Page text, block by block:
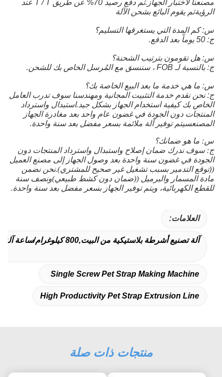
مصنعنا لاختبار الجهاز.ثم دفع رصيد 70% عن طريق T / T عند
الرؤيةثم يقوم البائع بشحن الآلة
س: كم المدة التي يستغرقها التسليم؟
ج: 50 يوماً بعد الدفع.
س: هل تقومون بترتيب الشحنة؟
ج: بالنسبة لـ FOB ، سننسق مع المُرسل الخاص بك للشحن.
س: ما هي خدمة ما بعد البيع الخاصة بك؟
ج: نحن نقدم خدمة التثبيت المجانية ومهندسنا سوف تدرب العامل
الخاص بك كيفية استخدام الجهاز بشكل جيد.استبدال واسترداد
المنتجات دون الجودة في غضون عام واحد بعد مغادرة الجهاز
المصنعسيتم توفير آلة ملائمة بسعر مفضل بعد سنة واحدة.
س: ما هو ضمانك؟
ج: سوف ندرك ضمان إصلاح واستبدال واسترداد المنتجات دون
الجودة في غضون سنة واحدة بعد وصول الجهاز إلى مصنع العميل
((توقع التدمير بسبب تشغيل غير صحيح للمشتري).نحن نضمن
مادة المسمار والبرميل ((ضمان دون كشط طبيعي)ونصف سنة
للقطع الكهربائية، ويتم توفير الجهاز بسعر مفضل بعد سنة واحدة.
العلامات:
آلة تصنيع أشرطة بلاستيكية من البيت,800 كيلوغرام/ساعة آلة لصنع أشرطة بلاستيكية,خط إنتاجية عالية للخيط الحيوانات الأليفة
Single Screw Pet Strap Making Machine
High Productivity Pet Strap Extrusion Line
منتجات ذات صلة